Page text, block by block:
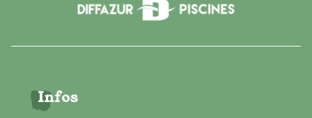
Infos